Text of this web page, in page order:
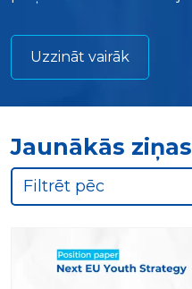
Uzzināt vairāk
Jaunākās ziņas